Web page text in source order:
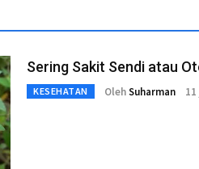
Sering Sakit Sendi atau
KESEHATAN OlehSuharman